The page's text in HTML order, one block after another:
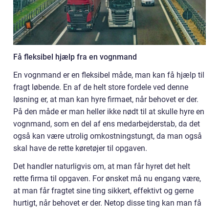
Få fleksibel hjælp fra en vognmand
En vognmand er en fleksibel måde, man kan få hjælp til
fragt løbende. En af de helt store fordele ved denne
løsning er, at man kan hyre firmaet, når behovet er der.
På den måde er man heller ikke nødt til at skulle hyre en
vognmand, som en del af ens medarbejderstab, da det
også kan være utrolig omkostningstungt, da man også
skal have de rette køretøjer til opgaven.
Det handler naturligvis om, at man får hyret det helt
rette firma til opgaven. For ønsket må nu engang være,
at man får fragtet sine ting sikkert, effektivt og gerne
hurtigt, når behovet er der. Netop disse ting kan man få